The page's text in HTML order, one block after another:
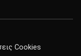
Cookies